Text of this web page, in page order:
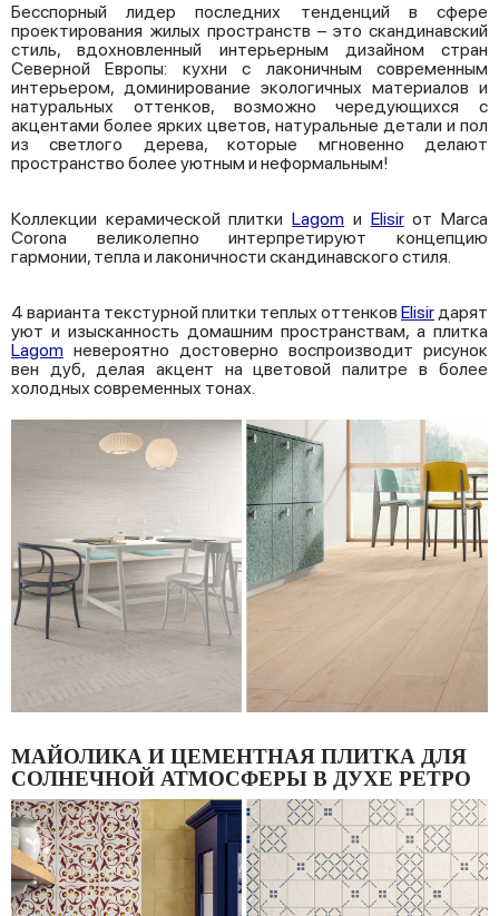
Бесспорный лидер последних тенденций в сфере
проектирования жилых пространств – это скандинавский
стиль, вдохновленный интерьерным дизайном стран
Северной Европы: кухни с лаконичным современным
интерьером, доминирование экологичных материалов и
натуральных оттенков, возможно чередующихся с
акцентами более ярких цветов, натуральные детали и пол
из светлого дерева, которые мгновенно делают
пространство более уютным и неформальным!
Коллекции керамической плиткиLagom и Elisirот Marca
Corona великолепно интерпретируют концепцию
гармонии, тепла и лаконичности скандинавского стиля.
4 варианта текстурной плитки теплых оттенков Elisirдарят
уют и изысканность домашним пространствам, а плитка
Lagom невероятно достоверно воспроизводит рисунок
вен дуб, делая акцент на цветовой палитре в более
холодных современных тонах.
МАЙОЛИКА И ЦЕМЕНТНАЯ ПЛИТКА ДЛЯ
СОЛНЕЧНОЙ АТМОСФЕРЫ В ДУХЕ РЕТРО